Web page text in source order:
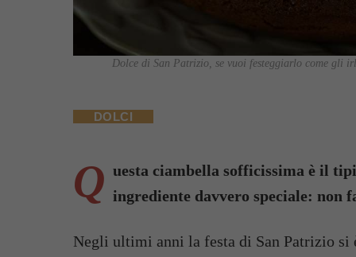
Dolce di San Patrizio, se vuoi festeggiarlo come gli
DOLCI
Q uesta ciambella sofficissima è il
ingrediente davvero speciale: non
Negli ultimi anni la festa di San Patrizio si